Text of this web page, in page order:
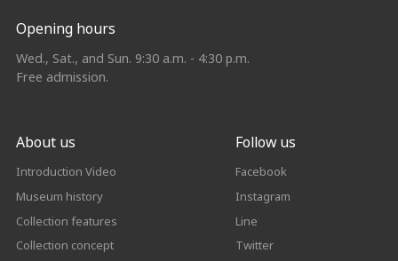
Opening hours
Wed., Sat., and Sun. 9:30 a.m. - 4:30 p.m.
Free admission.
About us
Introduction Video
Museum history
Collection features
Collection concept
Follow us
Facebook
Instagram
Line
Twitter